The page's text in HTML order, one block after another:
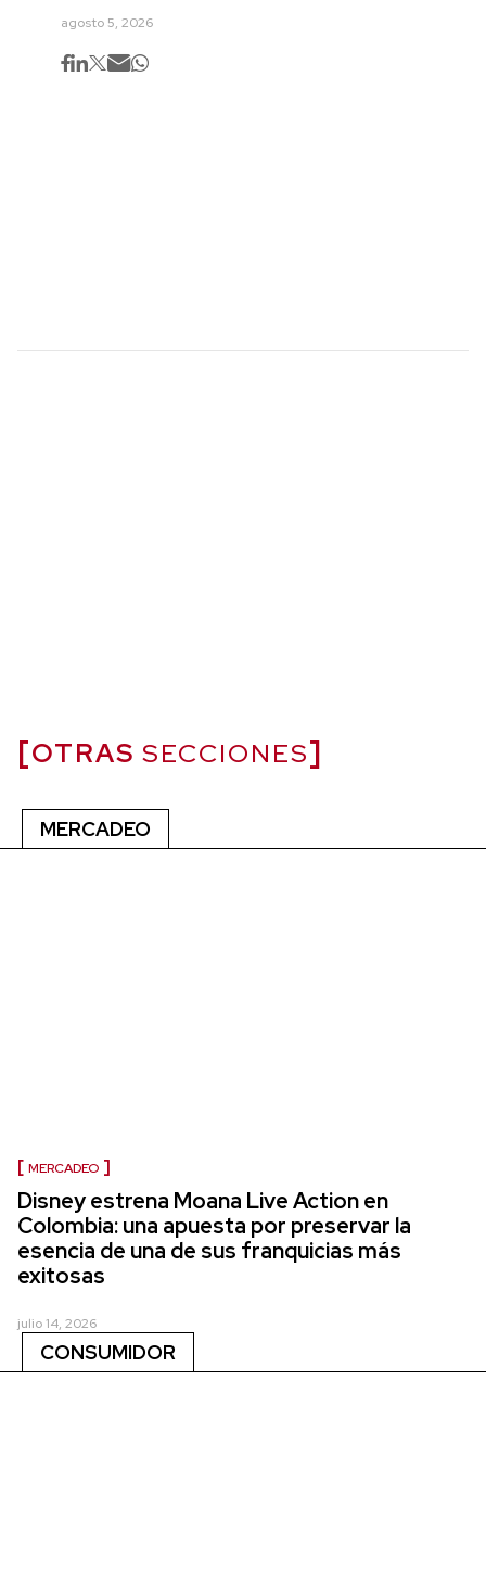
agosto 5, 2026
OTRAS SECCIONES
MERCADEO
MERCADEO
Disney estrena Moana Live Action en
Colombia: una apuesta por preservar la
esencia de una de sus franquicias más
exitosas
julio 14, 2026
CONSUMIDOR